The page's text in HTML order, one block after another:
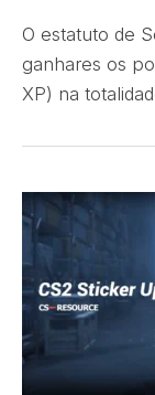
O estatuto de
ganhares os
XP) na